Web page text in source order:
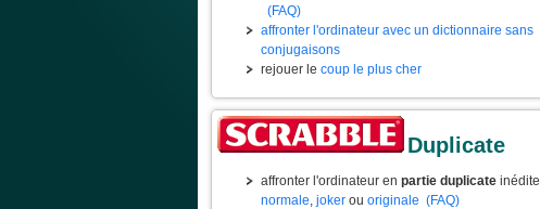
(FAQ)
affronter l'ordinateur avec un dictionnaire sans
conjugaisons
rejouer le coup le plus cher
Duplicate
affronter l'ordinateur en partie duplicate inédite
normale, joker ou originale (FAQ)